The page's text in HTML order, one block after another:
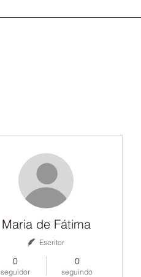
Maria de Fátima
Escritor
0
seguidor
0
seguindo